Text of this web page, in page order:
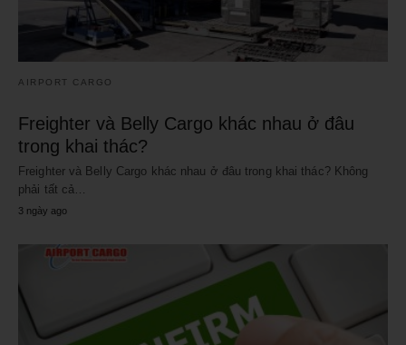
AIRPORT CARGO
Freighter và Belly Cargo khác nhau ở đâu
trong khai thác?
Freighter và Belly Cargo khác nhau ở đâu trong khai thác? Không
phải tất cả…
3 ngày ago